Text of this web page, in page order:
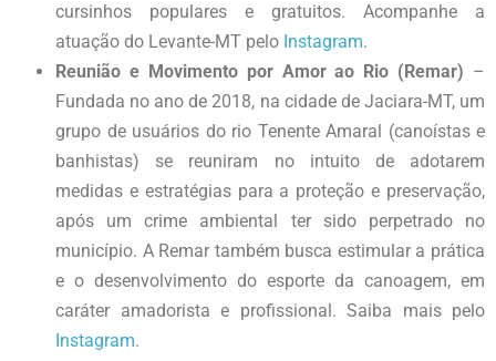
cursinhos populares e gratuitos. Acompanhe a
atuação do Levante-MT pelo Instagram.
Reunião e Movimento por Amor ao Rio (Remar) –
Fundada no ano de 2018, na cidade de Jaciara-MT, um
grupo de usuários do rio Tenente Amaral (canoístas e
banhistas) se reuniram no intuito de adotarem
medidas e estratégias para a proteção e preservação,
após um crime ambiental ter sido perpetrado no
município. A Remar também busca estimular a prática
e o desenvolvimento do esporte da canoagem, em
caráter amadorista e profissional. Saiba mais pelo
Instagram.